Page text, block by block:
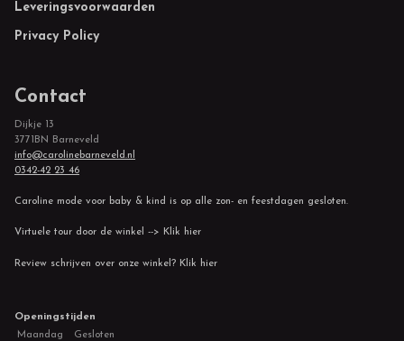
Leveringsvoorwaarden
Privacy Policy
Contact
Dijkje 13
3771BN Barneveld
info@carolinebarneveld.nl
0342-42 23 46
Caroline mode voor baby & kind is op alle zon- en feestdagen gesloten.
Virtuele tour door de winkel --> Klik hier
Review schrijven over onze winkel? Klik hier
Openingstijden
Maandag
Gesloten